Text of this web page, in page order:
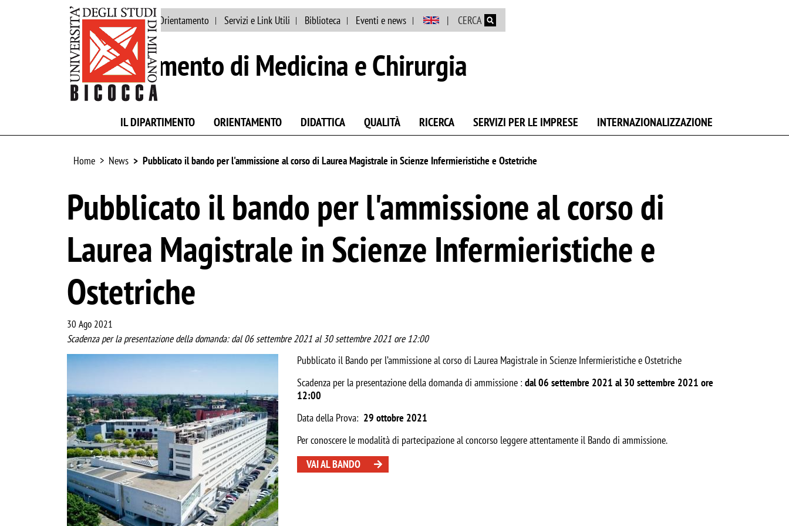
Salta al contenuto principale
Ateneo Persone Orientamento Servizi e Link Utili Biblioteca Eventi e news CERCA
Dipartimento di Medicina e Chirurgia
IL DIPARTIMENTO ORIENTAMENTO DIDATTICA QUALITÀ RICERCA SERVIZI PER LE IMPRESE INTERNAZIONALIZZAZIONE
Home News Pubblicato il bando per l'ammissione al corso di Laurea Magistrale in Scienze Infermieristiche e Ostetriche
Pubblicato il bando per l'ammissione al corso di
Laurea Magistrale in Scienze Infermieristiche e
Ostetriche
30 Ago 2021
Scadenza per la presentazione della domanda: dal 06 settembre 2021 al 30 settembre 2021 ore 12:00
Image
Pubblicato il Bando per l’ammissione al corso di Laurea Magistrale in Scienze Infermieristiche e Ostetriche
Scadenza per la presentazione della domanda di ammissione : dal 06 settembre 2021 al 30 settembre 2021 ore
12:00
Data della Prova: 29 ottobre 2021
Per conoscere le modalità di partecipazione al concorso leggere attentamente il Bando di ammissione.
VAI AL BANDO